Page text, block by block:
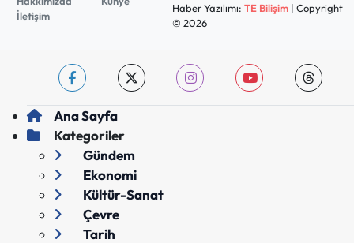
İletişim
Haber Yazılımı: TE Bilişim| Copyright
© 2026
Ana Sayfa
Kategoriler
Gündem
Ekonomi
Kültür-Sanat
Çevre
Tarih